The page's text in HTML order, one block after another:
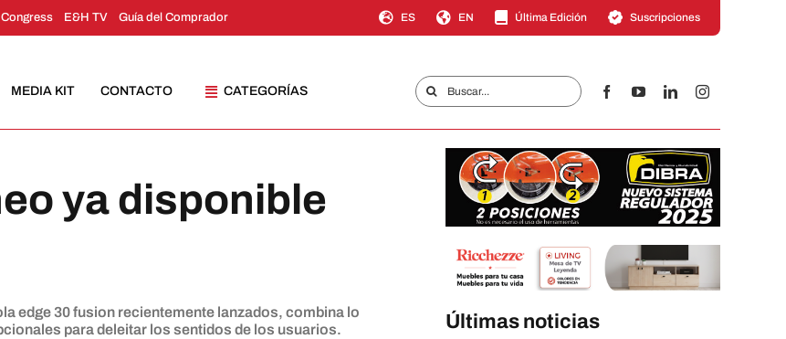
E&H TV Guía del Comprador ES EN Última Edición Suscripciones
MEDIA KIT CONTACTO CATEGORÍAS
Buscar:
ya disponible
edge 30 fusion recientemente lanzados, combina lo
para deleitar los sentidos de los usuarios.
Últimas noticias